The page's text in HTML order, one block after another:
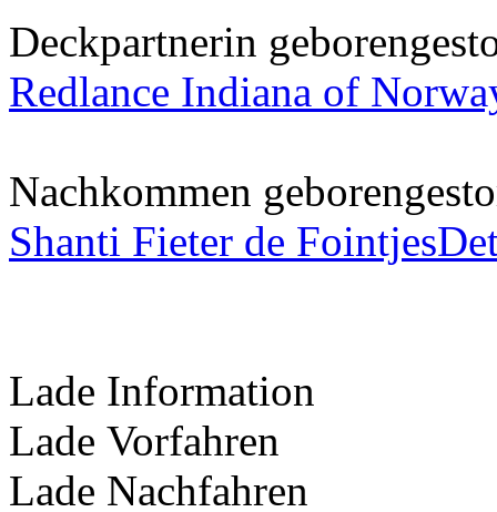
Deckpartnerin geboren
Redlance Indiana of
Nachkommen geboren
Shanti Fieter de Fointjes
Lade Information
Lade Vorfahren
Lade Nachfahren